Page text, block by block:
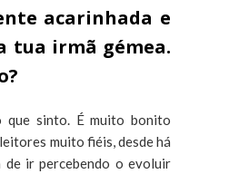
acarinhada e
tua irmã gémea.
que sinto. É muito bonito
muito fiéis, desde há
de ir percebendo o evoluir